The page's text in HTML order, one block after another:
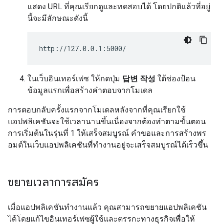
แสดง URL ที่คุณเรียกดูและทดสอบได้ โดยปกติแล้วที่อยู่
นี้จะมีลักษณะดังนี้
ในเว็บอินเทอร์เฟซ ให้กดปุ่ม 답변 작성 ใต้ช่องป้อน
ข้อมูลแรกเพื่อสร้างคำตอบจากโมเดล
การตอบกลับครั้งแรกจากโมเดลหลังจากที่คุณเรียกใช้
แอปพลิเคชันจะใช้เวลานานขึ้นเนื่องจากต้องทําตามขั้นตอน
การเริ่มต้นในรุ่นที่ 1 ให้เสร็จสมบูรณ์ คำขอและการสร้างพร
อมต์ในเว็บแอปพลิเคชันที่ทำงานอยู่จะเสร็จสมบูรณ์ได้เร็วขึ้น
ขยายเวลาการสมัคร
เมื่อแอปพลิเคชันทำงานแล้ว คุณสามารถขยายแอปพลิเคชัน
ได้โดยแก้ไขอินเทอร์เฟซผู้ใช้และตรรกะทางธุรกิจเพื่อให้